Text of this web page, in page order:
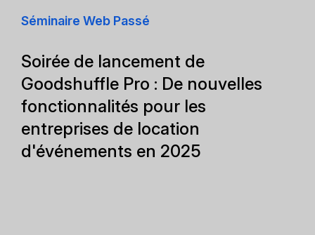
Séminaire Web Passé
Soirée de lancement de
Goodshuffle Pro : De nouvelles
fonctionnalités pour les
entreprises de location
d'événements en 2025